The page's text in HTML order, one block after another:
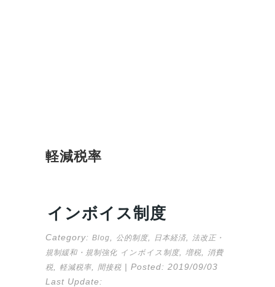
軽減税率
インボイス制度
Category: Blog 公的制度, 日本経済
法改正・
規制緩和・規制強化 インボイス制度, 増税
消費
税
軽減税率 間接税 | Posted: 2019/09/03
Last Update: